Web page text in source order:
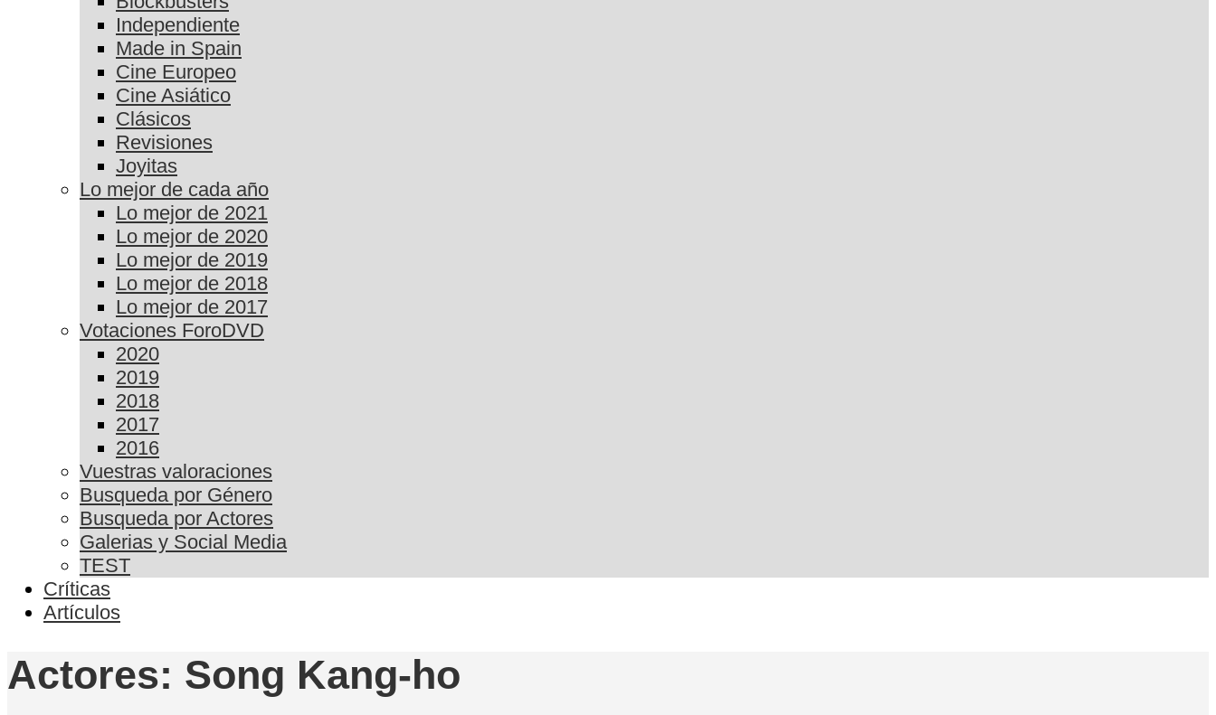
Independiente
Made in Spain
Cine Europeo
Cine Asiático
Clásicos
Revisiones
Joyitas
Lo mejor de cada año
Lo mejor de 2021
Lo mejor de 2020
Lo mejor de 2019
Lo mejor de 2018
Lo mejor de 2017
Votaciones ForoDVD
2020
2019
2018
2017
2016
Vuestras valoraciones
Busqueda por Género
Busqueda por Actores
Galerias y Social Media
TEST
Críticas
Artículos
Actores: Song Kang-ho